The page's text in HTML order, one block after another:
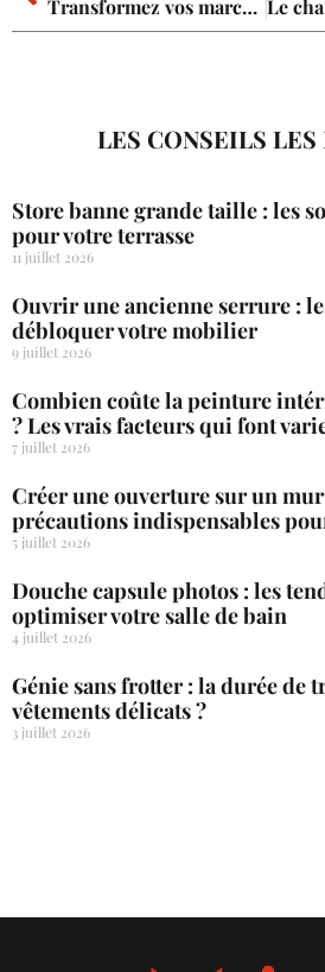
Transformez vos marches d’entrée en un accueil majestueux et unique
LES CONSEILS LES
Store banne grande taille : les
pour votre terrasse
11 juillet 2026
Ouvrir une ancienne serrure :
débloquer votre mobilier
9 juillet 2026
Combien coûte la peinture
? Les vrais facteurs qui font
7 juillet 2026
Créer une ouverture sur un
précautions indispensables
5 juillet 2026
Douche capsule photos : les
optimiser votre salle de bain
4 juillet 2026
Génie sans frotter : la durée de
vêtements délicats ?
3 juillet 2026